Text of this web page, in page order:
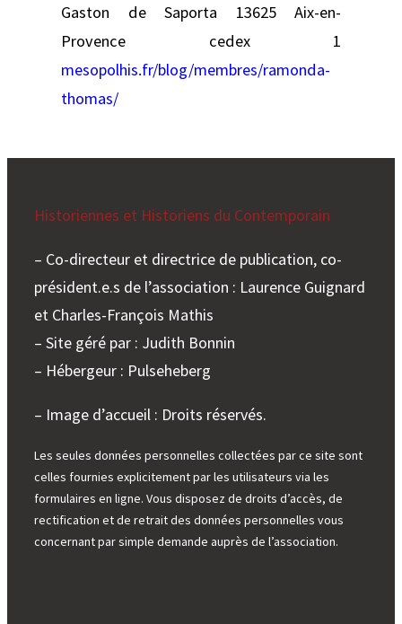
Gaston de Saporta 13625 Aix-en-
Provence cedex 1
mesopolhis.fr/blog/membres/ramonda-
thomas/
Historiennes et Historiens du Contemporain
– Co-directeur et directrice de publication, co-
président.e.s de l’association : Laurence Guignard
et Charles-François Mathis
– Site géré par : Judith Bonnin
– Hébergeur : Pulseheberg
– Image d’accueil : Droits réservés.
Les seules données personnelles collectées par ce site sont
celles fournies explicitement par les utilisateurs via les
formulaires en ligne. Vous disposez de droits d’accès, de
rectification et de retrait des données personnelles vous
concernant par simple demande auprès de l’association.